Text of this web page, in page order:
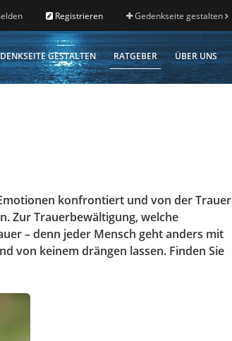
Registrieren Gedenkseite gestalten
GESTALTEN RATGEBER ÜBER UNS
konfrontiert und von der Trauer
Zur Trauerbewältigung, welche
– denn jeder Mensch geht anders mit
von keinem drängen lassen. Finden Sie